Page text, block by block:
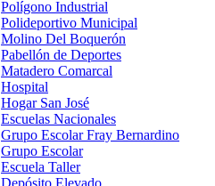
Polígono Industrial
Polideportivo Municipal
Molino Del Boquerón
Pabellón de Deportes
Matadero Comarcal
Hospital
Hogar San José
Escuelas Nacionales
Grupo Escolar Fray Bernardino
Grupo Escolar
Escuela Taller
Depósito Elevado